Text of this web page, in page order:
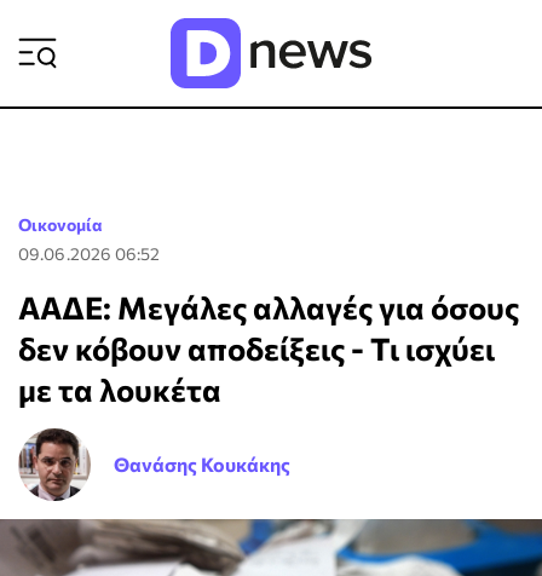
Οικονομία
09.06.2026 06:52
ΑΑΔΕ: Μεγάλες αλλαγές για όσους
δεν κόβουν αποδείξεις - Τι ισχύει
με τα λουκέτα
Θανάσης Κουκάκης